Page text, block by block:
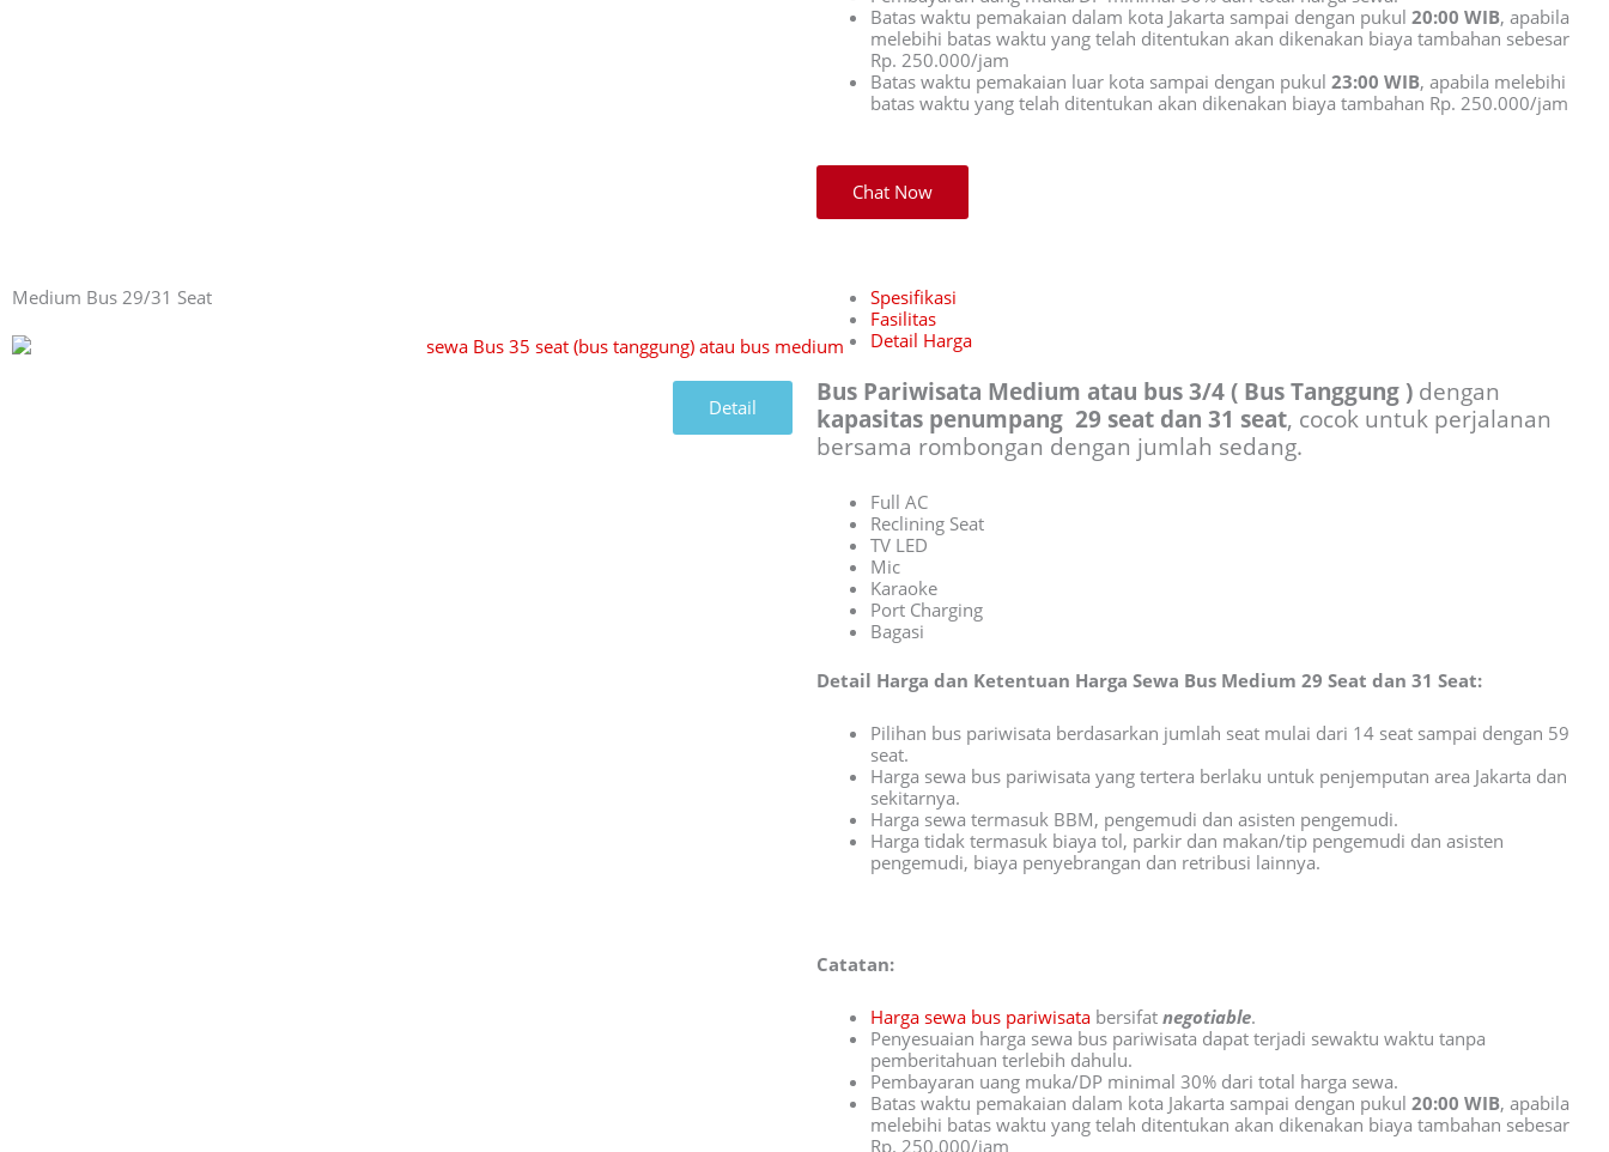
Batas waktu pemakaian dalam kota Jakarta sampai dengan pukul 20:00 WIB, apabila
melebihi batas waktu yang telah ditentukan akan dikenakan biaya tambahan sebesar
Rp. 250.000/jam
Batas waktu pemakaian luar kota sampai dengan pukul 23:00 WIB, apabila melebihi
batas waktu yang telah ditentukan akan dikenakan biaya tambahan Rp. 250.000/jam
Chat Now
Medium Bus 29/31 Seat
Detail
Spesifikasi
Fasilitas
Detail Harga
Bus Pariwisata Medium atau bus 3/4 ( Bus Tanggung ) dengan
kapasitas penumpang 29 seat dan 31 seat, cocok untuk perjalanan
bersama rombongan dengan jumlah sedang.
Full AC
Reclining Seat
TV LED
Mic
Karaoke
Port Charging
Bagasi
Detail Harga dan Ketentuan Harga Sewa Bus Medium 29 Seat dan 31 Seat:
Pilihan bus pariwisata berdasarkan jumlah seat mulai dari 14 seat sampai dengan 59
seat.
Harga sewa bus pariwisata yang tertera berlaku untuk penjemputan area Jakarta dan
sekitarnya.
Harga sewa termasuk BBM, pengemudi dan asisten pengemudi.
Harga tidak termasuk biaya tol, parkir dan makan/tip pengemudi dan asisten
pengemudi, biaya penyebrangan dan retribusi lainnya.
Catatan:
Harga sewa bus pariwisata bersifat negotiable.
Penyesuaian harga sewa bus pariwisata dapat terjadi sewaktu waktu tanpa
pemberitahuan terlebih dahulu.
Pembayaran uang muka/DP minimal 30% dari total harga sewa.
Batas waktu pemakaian dalam kota Jakarta sampai dengan pukul 20:00 WIB, apabila
melebihi batas waktu yang telah ditentukan akan dikenakan biaya tambahan sebesar
Rp. 250.000/jam